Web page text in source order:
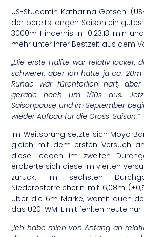
US-Studentin Katharina Götschl
der bereits langen Saison ein gutes
3000m Hindernis in 10:23,13 min
mehr unter ihrer Bestzeit aus dem
„Die erste Hälfte war relativ locker,
schwerer, aber ich hatte ja ca. 20m
Runde war fürchterlich hart,
gerade noch um 1/10s aus.
Saisonpause und im September
wieder Aufbau für die Cross-Saison.“
Im Weitsprung setzte sich Moyo
gleich mit dem ersten Versuch
diese jedoch im zweiten
eroberte sich diese im vierten
zurück. Im sechsten
Niederösterreicherin mit 6,08m
über die 6m Marke, womit auch
das U20-WM-Limit fehlten heute nur
„Ich habe mich von Anfang an